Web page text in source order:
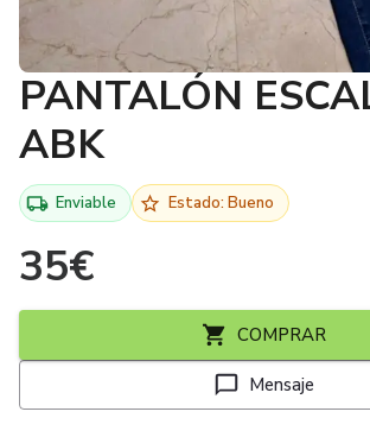
PANTALÓN
ABK
Enviable Estado: Bueno
35€
COMPRAR
Mensaje